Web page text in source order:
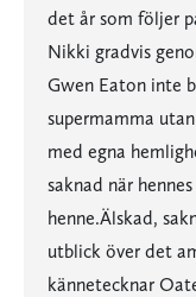
det år som följer
Nikki gradvis
Gwen Eaton inte
supermamma
med egna
saknad när
henne.Älskad,
utblick över det
kännetecknar